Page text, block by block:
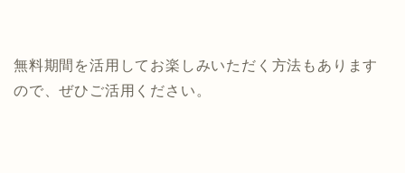
無料期間を活用してお楽しみいただく方法もあります
ので、ぜひご活用ください。